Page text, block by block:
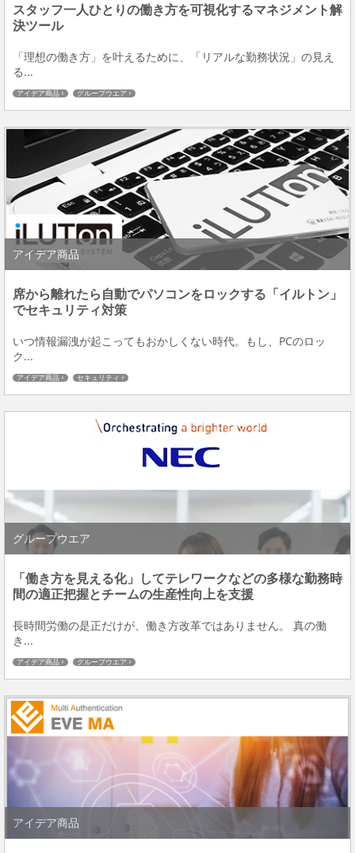
スタッフ一人ひとりの働き方を可視化するマネジメント解
決ツール
「理想の働き方」を叶えるために、「リアルな勤務状況」の見え
る...
アイデア商品 グループウエア
アイデア商品
席から離れたら自動でパソコンをロックする「イルトン」
でセキュリティ対策
いつ情報漏洩が起こってもおかしくない時代。もし、PCのロッ
ク...
アイデア商品 セキュリティ
グループウエア
「働き方を見える化」してテレワークなどの多様な勤務時
間の適正把握とチームの生産性向上を支援
長時間労働の是正だけが、働き方改革ではありません。 真の働
き...
アイデア商品 グループウエア
アイデア商品